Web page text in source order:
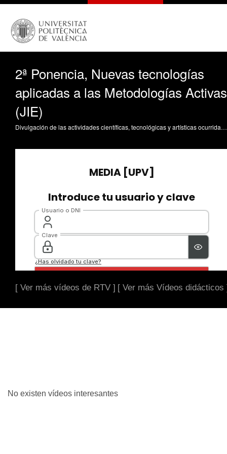
2ª Ponencia, Nuevas tecnologías
aplicadas a las Metodologías Activas
(JIE)
Divulgación de las actividades científicas, tecnológicas y artísticas ocurridas en los tres campus de la UPV
[ Ver más vídeos de RTV ] [ Ver más Vídeos didácticos
No existen vídeos interesantes